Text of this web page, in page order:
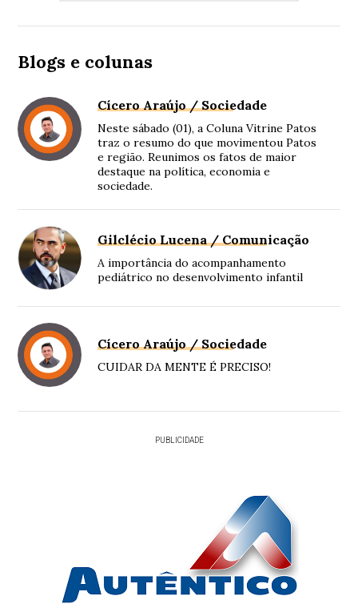
Blogs e colunas
Cícero Araújo / Sociedade
Neste sábado (01), a Coluna Vitrine Patos
traz o resumo do que movimentou Patos
e região. Reunimos os fatos de maior
destaque na política, economia e
sociedade.
Gilclécio Lucena / Comunicação
A importância do acompanhamento
pediátrico no desenvolvimento infantil
Cícero Araújo / Sociedade
CUIDAR DA MENTE É PRECISO!
PUBLICIDADE